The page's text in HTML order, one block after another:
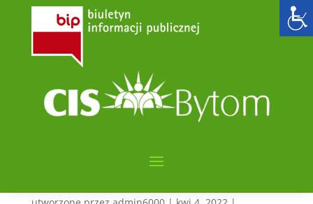
Nabór na stanowisko
psychologa (umowa na
czas określony w celu
zastępstwa pracownika w
usprawiedliwionej